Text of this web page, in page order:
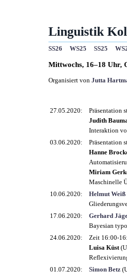
Linguistik
SS26 WS25 SS25
Mittwochs, 16–18 Uhr,
Organisiert von Jutta
27.05.2020:
Präsentation
Judith
Interaktion
03.06.2020:
Präsentation
Hanne
Miriam
Maschinelle
10.06.2020:
Helmut Weiß
17.06.2020:
Gerhard
Bayesian
24.06.2020:
Zeit 16:00-
Luisa Küst
01.07.2020:
Simon Betz